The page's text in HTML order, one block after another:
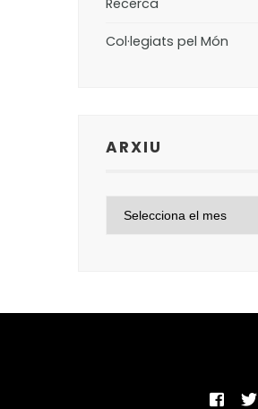
Recerca
Col·legiats pel Món
ARXIU
ARXIU